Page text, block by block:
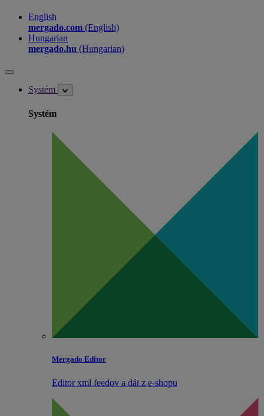
English
mergado.com (English)
Hungarian
mergado.hu (Hungarian)
Systém
Systém
Mergado Editor
Editor xml feedov a dát z e‑shopu